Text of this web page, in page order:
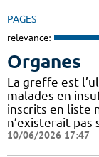
PAGES
relevance:
Organes
La greffe est
malades en
inscrits en liste
n’existerait pas
10/06/2026 17:47